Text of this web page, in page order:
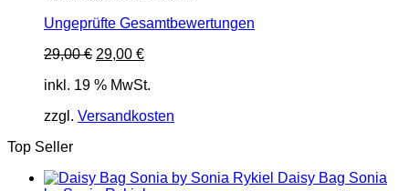
Ungeprüfte Gesamtbewertungen
29,00€ Ursprünglicher
war:
29,00 €Aktueller
ist:
inkl. 19 % MwSt.
zzgl. Versandkosten
Top Seller
Daisy Bag Sonia